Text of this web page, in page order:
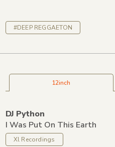
#DEEP REGGAETON
12inch
DJ Python
I Was Put On This Earth
Xl Recordings